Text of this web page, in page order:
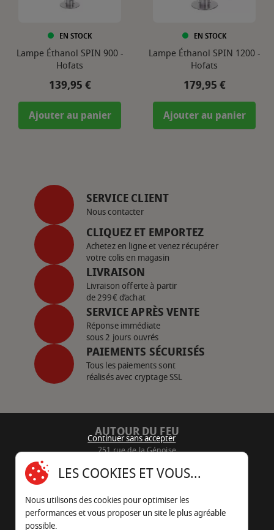
EN STOCK
Lampe Éthanol SPIN 900 -
Hofats
Prix
139,95 €
Ajouter au panier
EN STOCK
Lampe Éthanol SPIN 1200 -
Hofats
Prix
179,95 €
Ajouter au panier
SERVICE CLIENT
Nous contacter
CLIQUEZ ET EMPORTEZ
Achetez en ligne et venez récupérer
votre colis en magasin
LIVRAISON
Livraison offerte à partir
de 299€ d’achat
SERVICE APRÈS VENTE
Réponse immédiate
sous 2 jours ouvrés
PAIEMENTS SÉCURISÉS
Tous les paiements sont
réalisés avec cryptage SSL
AUTOUR DU FEU
251 rue de la Génoise
05 45 22 98 09
Nous envoyer un e-mail
Continuer sans accepter
LES COOKIES ET VOUS...
Nous utilisons des cookies pour optimiser les
performances et vous proposer un site le plus agréable
possible.